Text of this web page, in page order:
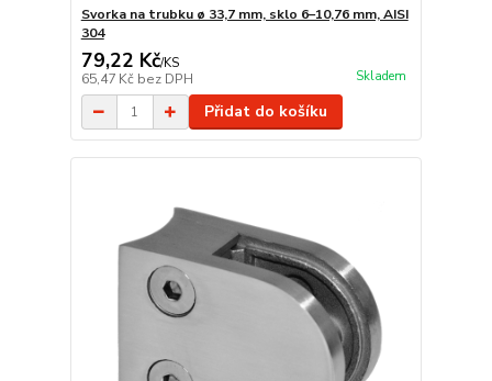
Svorka na trubku ø 33,7 mm, sklo 6–10,76 mm, AISI
304
79,22 Kč/KS
65,47 Kč bez DPH Skladem
Přidat do košíku